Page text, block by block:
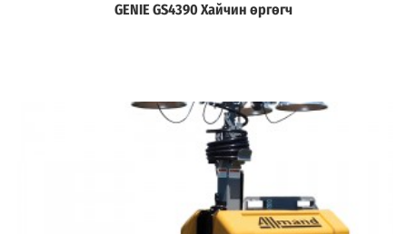
Дэлгэрэнгүй
GENIE GS4390 Хайчин өргөгч